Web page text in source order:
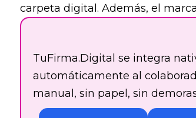
carpeta digital. Además, el
TuFirma.Digital se integra
automáticamente al
manual, sin papel, sin